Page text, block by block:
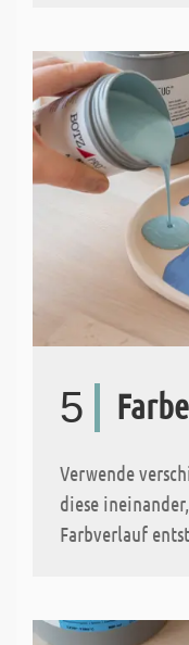
5
Verwende
diese
Farbverlauf